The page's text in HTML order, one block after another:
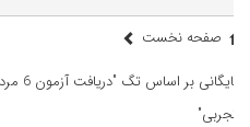
صفحه نخست
تجربی"